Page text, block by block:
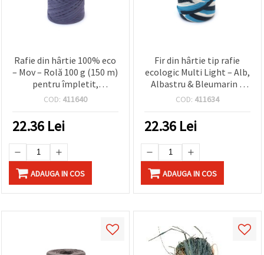
Rafie din hârtie 100% eco
– Mov – Rolă 100 g (150 m)
pentru împletit,
ambalare cadouri și
COD: 411640
22.36 Lei
ADAUGA IN COS
Fir din hârtie tip rafie
ecologic Multi Light – Alb,
Albastru & Bleumarin –
100 g (150 m) – Perfect
creative, împachetare
cadouri și decor DIY
COD: 411634
22.36 Lei
ADAUGA IN COS